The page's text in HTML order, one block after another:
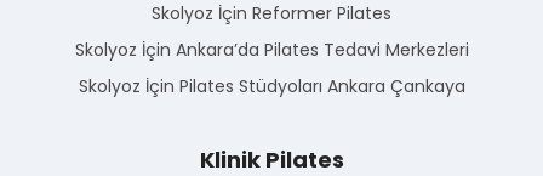
Skolyoz İçin Reformer Pilates
Skolyoz İçin Ankara’da Pilates Tedavi Merkezleri
Skolyoz İçin Pilates Stüdyoları Ankara Çankaya
Klinik Pilates